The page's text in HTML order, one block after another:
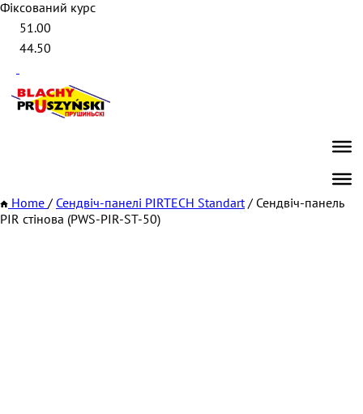
Фіксований курс
51.00
44.50
Home / Сендвіч-панелі PIRTECH Standart/ Сендвіч-панель
PIR стінова (PWS-PIR-ST-50)